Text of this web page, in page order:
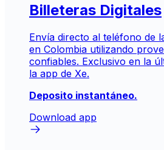
Billeteras Digitales
Envía directo al teléfono de
en Colombia utilizando
confiables. Exclusivo en la
la app de Xe.
Deposito instantáneo.
Download app